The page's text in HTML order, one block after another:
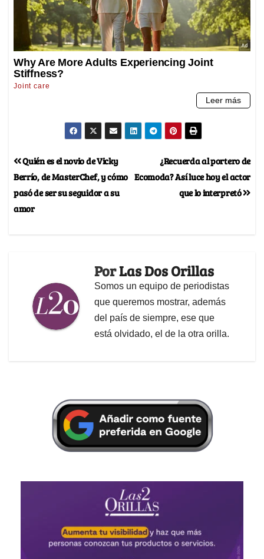
¿Recuerda al portero de
Ecomoda? Así luce hoy el actor
que lo interpretó
Quién es el novio de Vicky
Berrío, de MasterChef, y cómo
pasó de ser su seguidor a su
amor
PorLas Dos Orillas
Somos un equipo de periodistas
que queremos mostrar, además
del país de siempre, ese que
está olvidado, el de la otra orilla.